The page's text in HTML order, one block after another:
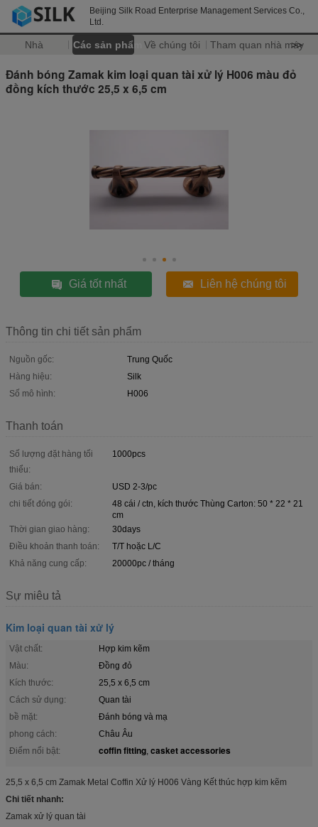
Beijing Silk Road Enterprise Management Services Co.,
Ltd.
Nhà Các sản phẩm Về chúng tôi Tham quan nhà máy
>>
Đánh bóng Zamak kim loại quan tài xử lý H006 màu đỏ
đồng kích thước 25,5 x 6,5 cm
Giá tốt nhất Liên hệ chúng tôi
Thông tin chi tiết sản phẩm
Nguồn gốc:
Trung Quốc
Hàng hiệu:
Silk
Số mô hình:
H006
Thanh toán
Số lượng đặt hàng tối
thiểu:
1000pcs
Giá bán:
USD 2-3/pc
chi tiết đóng gói:
48 cái / ctn, kích thước Thùng Carton: 50 * 22 * ​​21
cm
Thời gian giao hàng:
30days
Điều khoản thanh toán:
T/T hoặc L/C
Khả năng cung cấp:
20000pc / tháng
Sự miêu tả
Kim loại quan tài xử lý
Vật chất:
Hợp kim kẽm
Màu:
Đồng đỏ
Kích thước:
25,5 x 6,5 cm
Cách sử dụng:
Quan tài
bề mặt:
Đánh bóng và mạ
phong cách:
Châu Âu
Điểm nổi bật:
coffin fitting, casket accessories
25,5 x 6,5 cm Zamak Metal Coffin Xử lý H006 Vàng Kết thúc hợp kim kẽm
Chi tiết nhanh:
Zamak xử lý quan tài